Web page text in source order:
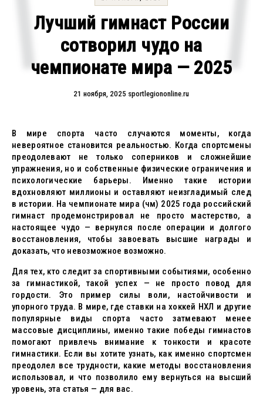
Лучший гимнаст России
сотворил чудо на
чемпионате мира — 2025
21 ноября, 2025 sportlegiononline.ru
В мире спорта часто случаются моменты, когда
невероятное становится реальностью. Когда спортсмены
преодолевают не только соперников и сложнейшие
упражнения, но и собственные физические ограничения и
психологические барьеры. Именно такие истории
вдохновляют миллионы и оставляют неизгладимый след
в истории. На чемпионате мира (чм) 2025 года российский
гимнаст продемонстрировал не просто мастерство, а
настоящее чудо — вернулся после операции и долгого
восстановления, чтобы завоевать высшие награды и
доказать, что невозможное возможно.
Для тех, кто следит за спортивными событиями, особенно
за гимнастикой, такой успех — не просто повод для
гордости. Это пример силы воли, настойчивости и
упорного труда. В мире, где ставки на хоккей НХЛ и другие
популярные виды спорта часто затмевают менее
массовые дисциплины, именно такие победы гимнастов
помогают привлечь внимание к тонкости и красоте
гимнастики. Если вы хотите узнать, как именно спортсмен
преодолел все трудности, какие методы восстановления
использовал, и что позволило ему вернуться на высший
уровень, эта статья — для вас.